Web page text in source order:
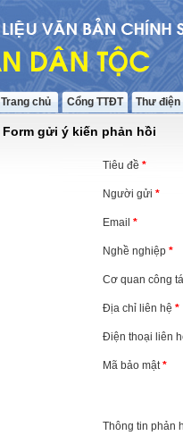
Trang chủ Cổng TTĐT Thư
Form gửi ý kiến phản hồi
Tiêu đề *
Người gửi *
Email *
Nghề nghiệp *
Cơ quan công
Địa chỉ liên hệ *
Điện thoại liên
Mã bảo mật*
Thông tin phản